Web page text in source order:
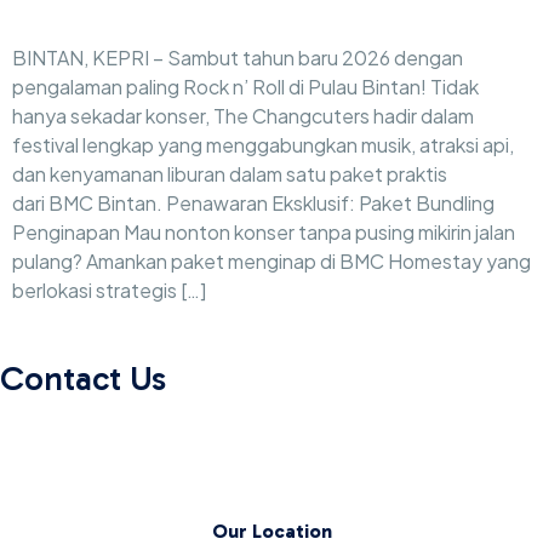
BINTAN, KEPRI – Sambut tahun baru 2026 dengan
pengalaman paling Rock n’ Roll di Pulau Bintan! Tidak
hanya sekadar konser, The Changcuters hadir dalam
festival lengkap yang menggabungkan musik, atraksi api,
dan kenyamanan liburan dalam satu paket praktis
dari BMC Bintan. Penawaran Eksklusif: Paket Bundling
Penginapan Mau nonton konser tanpa pusing mikirin jalan
pulang? Amankan paket menginap di BMC Homestay yang
berlokasi strategis […]
Contact Us
Our Location